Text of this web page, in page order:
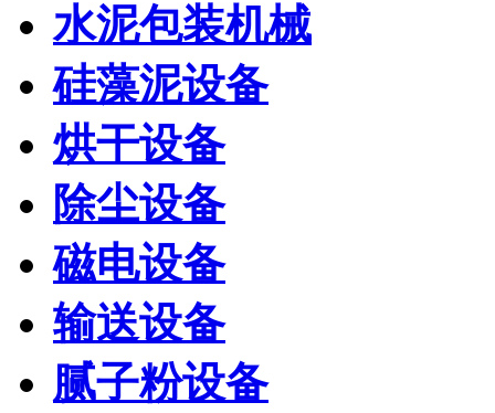
水泥包装机械
硅藻泥设备
烘干设备
除尘设备
磁电设备
输送设备
腻子粉设备